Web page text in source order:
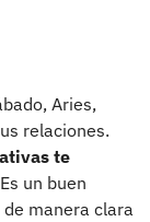
Aries,
relaciones.
te
Es un buen
manera clara